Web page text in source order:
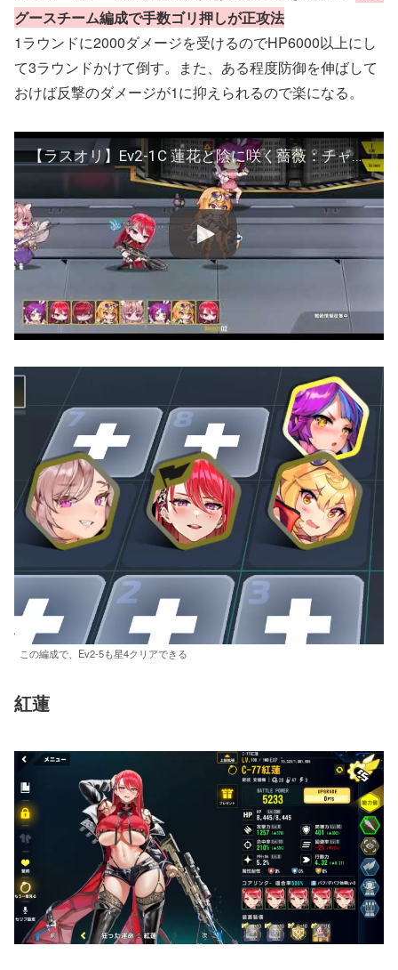
グースチーム編成で手数ゴリ押しが正攻法
1ラウンドに2000ダメージを受けるのでHP6000以上にし
て3ラウンドかけて倒す。また、ある程度防御を伸ばして
おけば反撃のダメージが1に抑えられるので楽になる。
【ラスオリ】Ev2-1C 蓮花と陰に咲く薔薇：チャレンジステージ攻略/紅蓮/ピント/ブルガサリ/ミホ
この編成で、Ev2-5も星4クリアできる
紅蓮